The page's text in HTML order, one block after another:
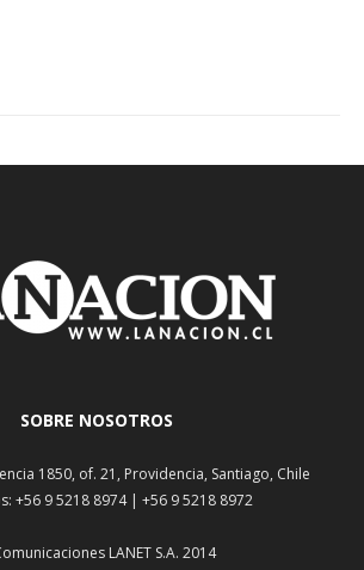
SOBRE NOSOTROS
1850, of. 21, Providencia, Santiago, Chile
+56 9 5218 8974 | +56 9 5218 8972
LANET S.A. 2014